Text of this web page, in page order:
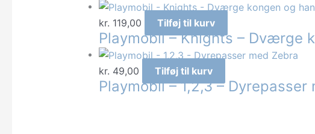
kr. 119,00 Tilføj til kurv
Playmobil – Knights – Dværge
kr. 49,00 Tilføj til kurv
Playmobil – 1,2,3 – Dyrepasser